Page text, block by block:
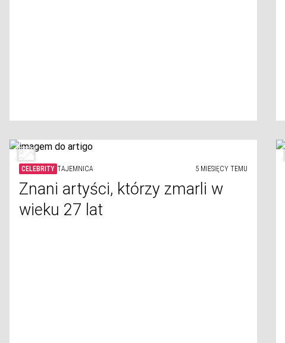
CELEBRITY TAJEMNICA 5 MIESIĘCY TEMU
Znani artyści, którzy zmarli w
wieku 27 lat